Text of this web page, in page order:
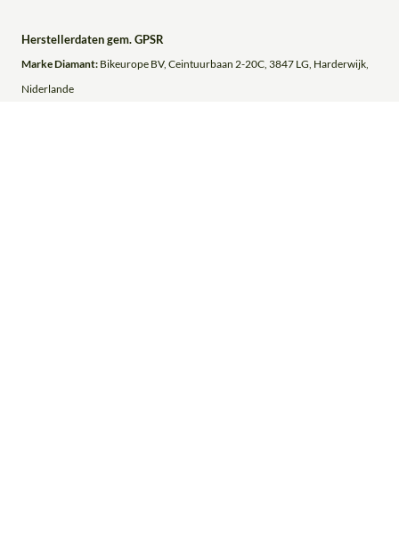
Herstellerdaten gem. GPSR
Marke Diamant: Bikeurope BV, Ceintuurbaan 2-20C, 3847 LG, Harderwijk,
Niderlande